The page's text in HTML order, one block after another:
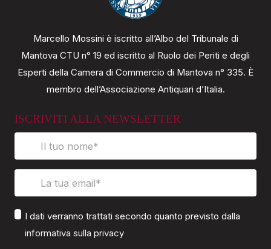
Marcello Mossini è iscritto all’Albo del Tribunale di
Mantova CTU n° 19 ed iscritto al Ruolo dei Periti e degli
Esperti della Camera di Commercio di Mantova n° 335. È
membro dell’Associazione Antiquari d’Italia.
ISCRIVITI ALLA NEWSLETTER
I dati verranno trattati secondo quanto previsto dalla
informativa sulla privacy